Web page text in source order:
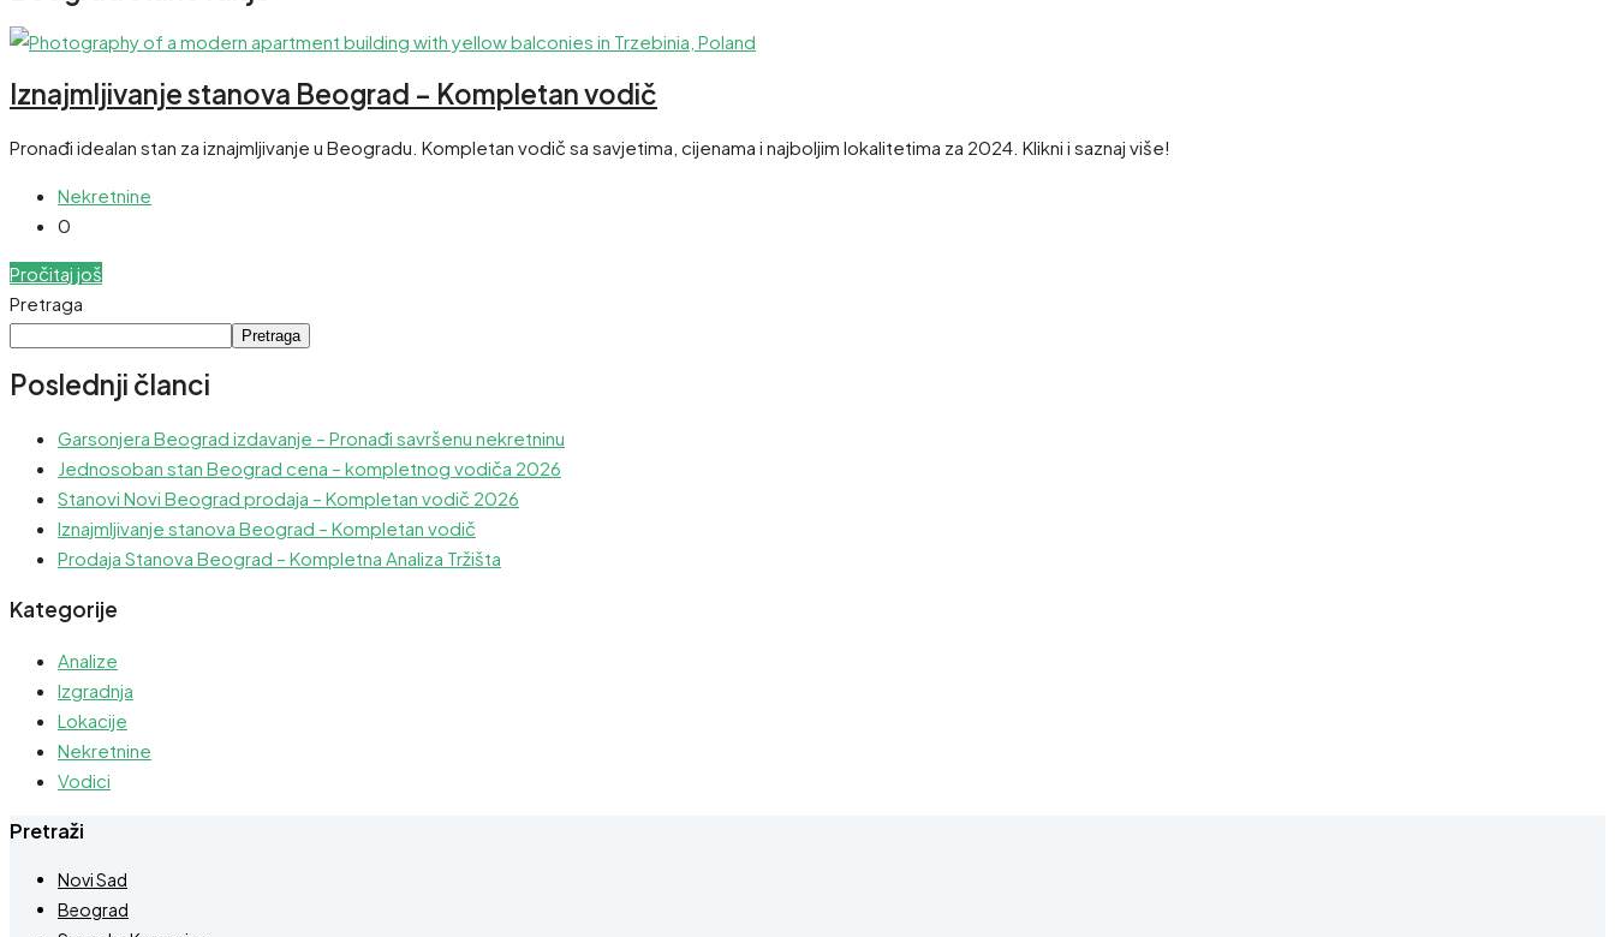
Iznajmljivanje stanova Beograd – Kompletan vodič
Pronađi idealan stan za iznajmljivanje u Beogradu. Kompletan vodič sa savjetima, cijenama i najboljim lokalitetima za 2024. Klikni i saznaj više!
Nekretnine
0
Pročitaj još
Pretraga
Pretraga
Poslednji članci
Garsonjera Beograd izdavanje – Pronađi savršenu nekretninu
Jednosoban stan Beograd cena – kompletnog vodiča 2026
Stanovi Novi Beograd prodaja – Kompletan vodič 2026
Iznajmljivanje stanova Beograd – Kompletan vodič
Prodaja Stanova Beograd – Kompletna Analiza Tržišta
Kategorije
Analize
Izgradnja
Lokacije
Nekretnine
Vodici
Pretraži
Novi Sad
Beograd